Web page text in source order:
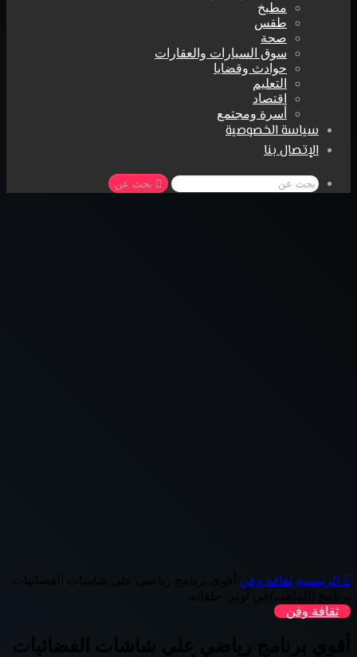
مطبخ
طقس
صحة
سوق السيارات والعقارات
حوادث وقضايا
التعليم
اقتصاد
أسرة ومجتمع
سياسة الخصوصية
الإتصال بنا
بحث عن
الرئيسية ثقافة وفن
أقوي برنامج رياضي علي شاشات الفضائيات
ثقافة وفن
أقوي برنامج رياضي علي شاشات الفضائيات